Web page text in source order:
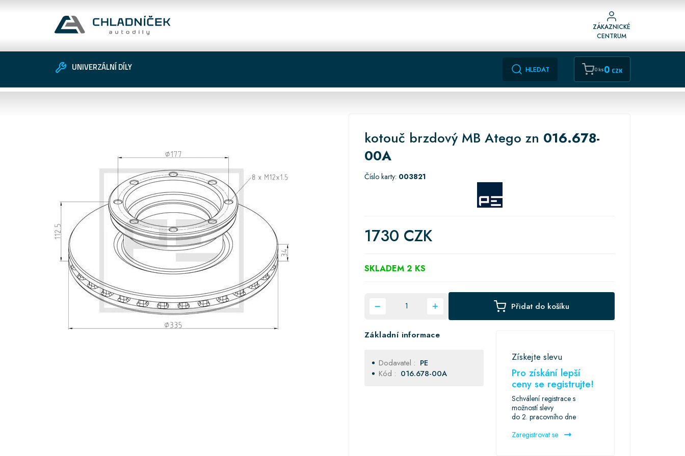
ZÁKAZNICKÉ
CENTRUM
UNIVERZÁLNÍ DÍLY HLEDAT 0 ks0 CZK
kotouč brzdový MB Atego zn 016.678-
00A
Číslo karty: 003821
1730 CZK
SKLADEM 2 KS
Přidat do košíku
Základní informace
Dodavatel : PE
Kód : 016.678-00A
Získejte slevu
Pro získání lepší
ceny se registrujte!
Schválení registrace s
možností slevy
do 2. pracovního dne
Zaregistrovat se